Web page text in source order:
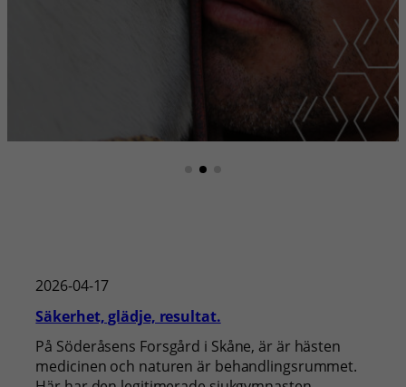
2026-04-17
Säkerhet, glädje, resultat.
På Söderåsens Forsgård i Skåne, är är hästen
medicinen och naturen är behandlingsrummet.